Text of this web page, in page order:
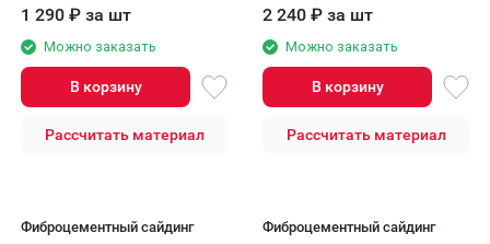
1 290 ₽ за шт
Можно заказать
В корзину
Рассчитать материал
2 240 ₽ за шт
Можно заказать
В корзину
Рассчитать материал
Фиброцементный сайдинг
Фиброцементный сайдинг